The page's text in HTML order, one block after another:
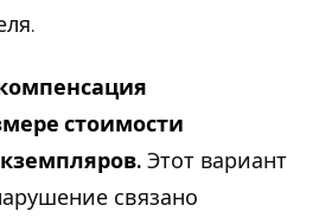
стоимости
Этот вариант
связано